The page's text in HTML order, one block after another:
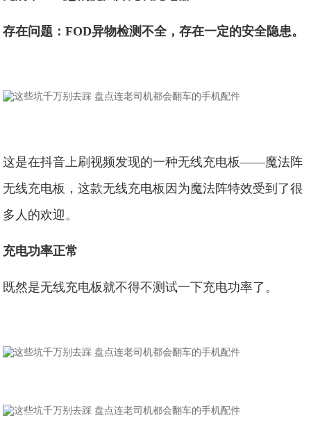
存在问题：FOD异物检测不全，存在一定的安全隐患。
这是在抖音上刷视频发现的一种无线充电板——魔法阵
无线充电板，这款无线充电板因为魔法阵特效受到了很
多人的欢迎。
充电功率正常
既然是无线充电板就不得不测试一下充电功率了。